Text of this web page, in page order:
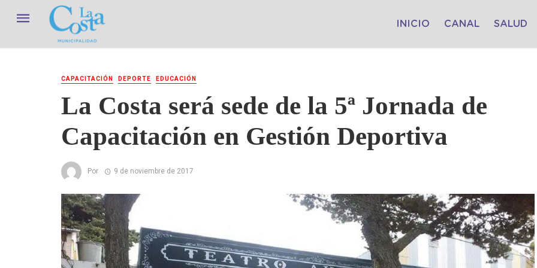
INICIO CANAL SALUD
CAPACITACIÓN DEPORTE EDUCACIÓN
La Costa será sede de la 5ª Jornada de
Capacitación en Gestión Deportiva
Por 9 de noviembre de 2017